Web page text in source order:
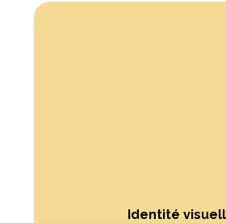
Identité